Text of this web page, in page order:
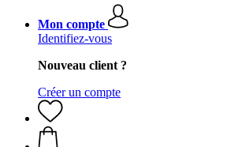
Mon compte
Identifiez-vous
Nouveau client ?
Créer un compte